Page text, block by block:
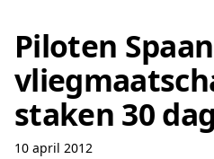
Piloten
staken 30
10 april 2012